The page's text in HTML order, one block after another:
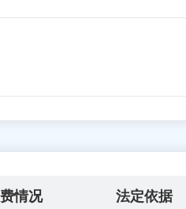
情况 法定依据